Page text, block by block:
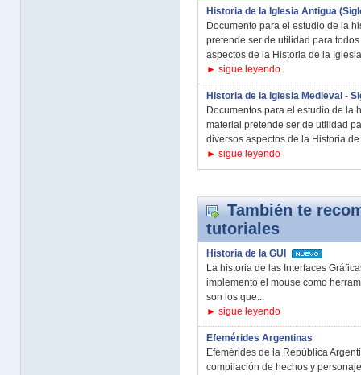
Historia de la Iglesia Antigua
Documento para el estudio de la
pretende ser de utilidad para
aspectos de la Historia de la
► sigue leyendo
Historia de la Iglesia Medieval -
Documentos para el estudio de la
material pretende ser de utilidad
diversos aspectos de la Historia
► sigue leyendo
También te
tutoriales
Historia de la GUI
La historia de las Interfaces
implementó el mouse como
son los que...
► sigue leyendo
Efemérides Argentinas
Efemérides de la República
compilación de hechos y